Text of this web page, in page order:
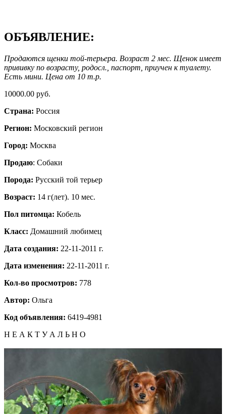
ОБЪЯВЛЕНИЕ:
Продаются щенки той-терьера. Возраст 2 мес. Щенок имеет
прививку по возрасту, родосл., паспорт, приучен к туалету.
Есть мини. Цена от 10 т.р.
10000.00 руб.
Страна: Россия
Регион: Московский регион
Город: Москва
Продаю: Собаки
Порода: Русский той терьер
Возраст: 14 г(лет). 10 мес.
Пол питомца: Кобель
Класс: Домашний любимец
Дата создания: 22-11-2011 г.
Дата изменения: 22-11-2011 г.
Кол-во просмотров: 778
Автор: Ольга
Код объявления: 6419-4981
Н Е А К Т У А Л Ь Н О